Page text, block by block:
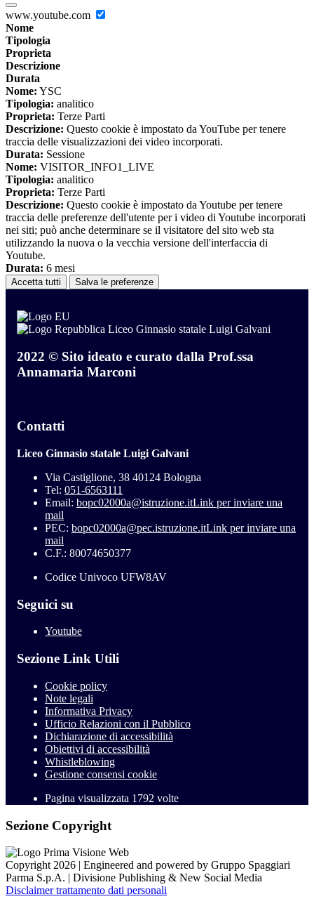
www.youtube.com
Nome
Tipologia
Proprieta
Descrizione
Durata
Nome: YSC
Tipologia: analitico
Proprieta: Terze Parti
Descrizione: Questo cookie è impostato da YouTube per tenere
traccia delle visualizzazioni dei video incorporati.
Durata: Sessione
Nome: VISITOR_INFO1_LIVE
Tipologia: analitico
Proprieta: Terze Parti
Descrizione: Questo cookie è impostato da Youtube per tenere
traccia delle preferenze dell'utente per i video di Youtube incorporati
nei siti; può anche determinare se il visitatore del sito web sta
utilizzando la nuova o la vecchia versione dell'interfaccia di
Youtube.
Durata: 6 mesi
Accetta tutti Salva le preferenze
Liceo Ginnasio statale Luigi Galvani
2022 © Sito ideato e curato dalla Prof.ssa
Annamaria Marconi
Contatti
Liceo Ginnasio statale Luigi Galvani
Via Castiglione, 38 40124 Bologna
Tel: 051-6563111
Email: bopc02000a@istruzione.itLink per inviare una
mail
PEC: bopc02000a@pec.istruzione.itLink per inviare una
mail
C.F.: 80074650377
Codice Univoco UFW8AV
Seguici su
Youtube
Sezione Link Utili
Cookie policy
Note legali
Informativa Privacy
Ufficio Relazioni con il Pubblico
Dichiarazione di accessibilità
Obiettivi di accessibilità
Whistleblowing
Gestione consensi cookie
Pagina visualizzata 1792 volte
Sezione Copyright
Copyright 2026 | Engineered and powered by Gruppo Spaggiari
Parma S.p.A. | Divisione Publishing & New Social Media
Disclaimer trattamento dati personali